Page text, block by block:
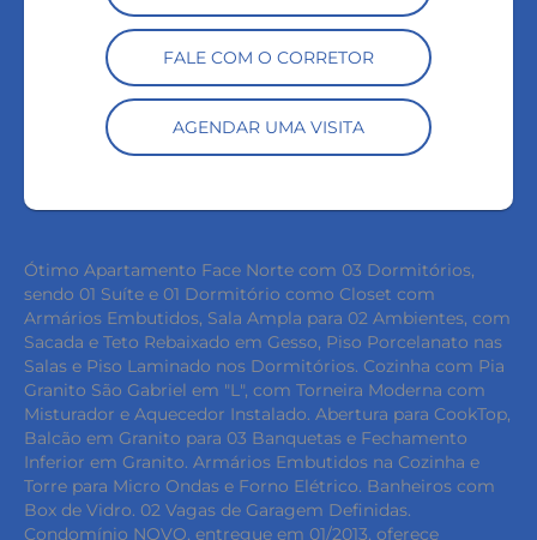
FALE COM O CORRETOR
AGENDAR UMA VISITA
Ótimo Apartamento Face Norte com 03 Dormitórios,
sendo 01 Suíte e 01 Dormitório como Closet com
Armários Embutidos, Sala Ampla para 02 Ambientes, com
Sacada e Teto Rebaixado em Gesso, Piso Porcelanato nas
Salas e Piso Laminado nos Dormitórios. Cozinha com Pia
Granito São Gabriel em "L", com Torneira Moderna com
Misturador e Aquecedor Instalado. Abertura para CookTop,
Balcão em Granito para 03 Banquetas e Fechamento
Inferior em Granito. Armários Embutidos na Cozinha e
Torre para Micro Ondas e Forno Elétrico. Banheiros com
Box de Vidro. 02 Vagas de Garagem Definidas.
Condomínio NOVO, entregue em 01/2013, oferece